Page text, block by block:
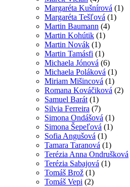
Margaréta Kušnírová (1)
Margaréta Tešľová (1)
Martin Baumann (4)
Martin Kohútik (1)
Martin Novák (1)
Martin Tamásfi (1)
Michaela Jónová (6)
Michaela Poláková (1)
Miriam Mišincová (1)
Romana Kováčiková (2)
Samuel Barát (1)
Silvia Ferreira (7)
Simona Ondášová (1)
Simona Šepeľová (1)
Sofia Angušová (1)
Tamara Taranová (1)
Terézia Anna Ondrušková
Terézia Sabajová (1)
Tomáš Brož (1)
Tomáš Vepi (2)